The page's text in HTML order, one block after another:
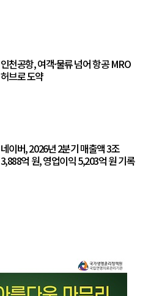
인천공항, 여객·물류 넘어 항공 MRO
허브로 도약
네이버, 2026년 2분기 매출액 3조
3,888억 원, 영업이익 5,203억 원 기록